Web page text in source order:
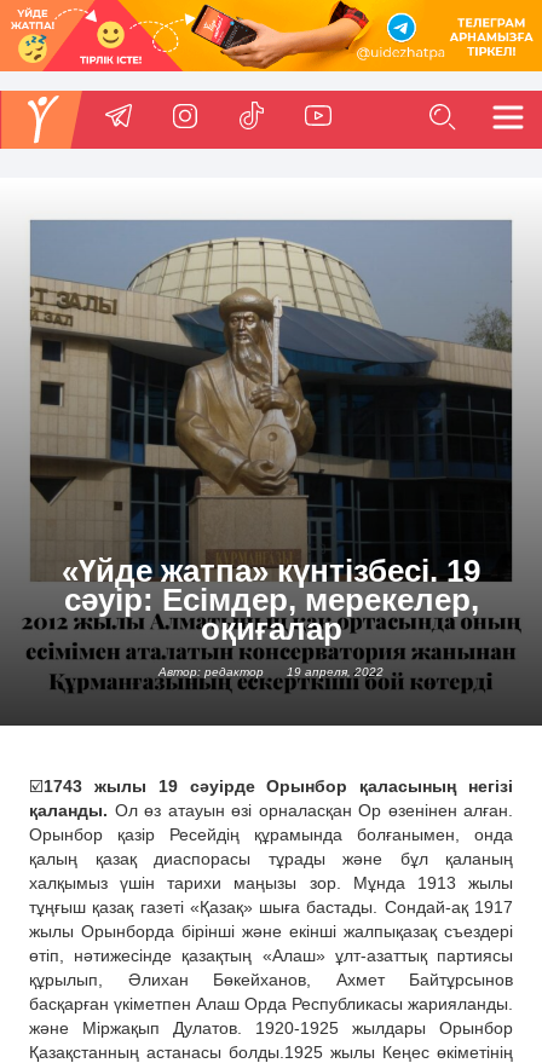
«Үйде жатпа» күнтізбесі. 19
сәуір: Есімдер, мерекелер,
оқиғалар
Автор: редактор 19 апреля, 2022
☑️1743 жылы 19 сәуірде Орынбор қаласының негізі
қаланды. Ол өз атауын өзі орналасқан Ор өзенінен алған.
Орынбор қазір Ресейдің құрамында болғанымен, онда
қалың қазақ диаспорасы тұрады және бұл қаланың
халқымыз үшін тарихи маңызы зор. Мұнда 1913 жылы
тұңғыш қазақ газеті «Қазақ» шыға бастады. Сондай-ақ 1917
жылы Орынборда бірінші және екінші жалпықазақ съездері
өтіп, нәтижесінде қазақтың «Алаш» ұлт-азаттық партиясы
құрылып, Әлихан Бөкейханов, Ахмет Байтұрсынов
басқарған үкіметпен Алаш Орда Республикасы жарияланды.
және Міржақып Дулатов. 1920-1925 жылдары Орынбор
Қазақстанның астанасы болды.1925 жылы Кеңес өкіметінің